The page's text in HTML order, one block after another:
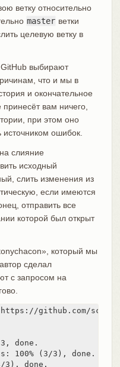
ветку относительно
master ветки
целевую ветку в
GitHub выбирают
что и мы в
и окончательное
вам ничего,
при этом оно
ошибок.
слияние
исходный
слить изменения из
если имеются
отправить все
которой был открыт
который мы
сделал
с запросом на
https://github.com/
done.
100% (3/3), done.
3), done.